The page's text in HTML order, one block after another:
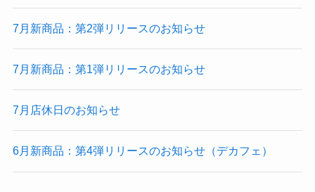
7月新商品：第2弾リリースのお知らせ
7月新商品：第1弾リリースのお知らせ
7月店休日のお知らせ
6月新商品：第4弾リリースのお知らせ（デカフェ）